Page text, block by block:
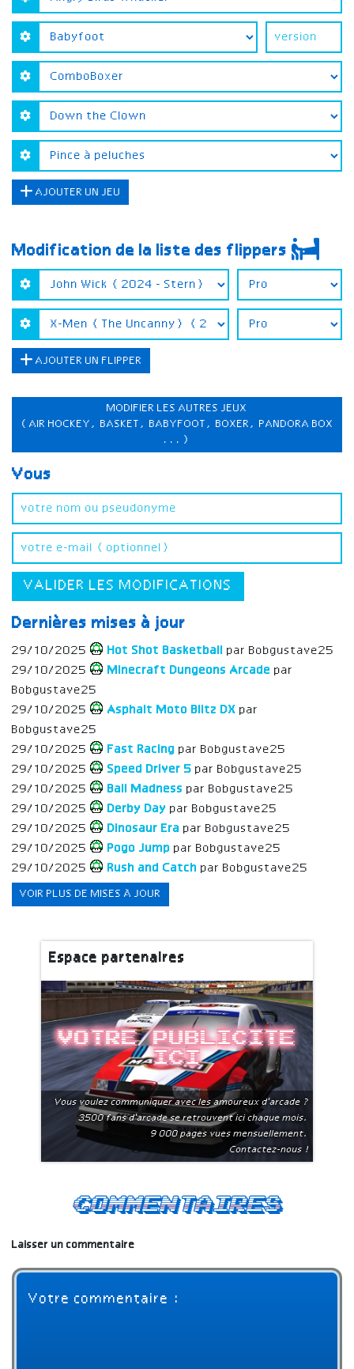
AJOUTER UN JEU
Modification de la liste des flippers
AJOUTER UN FLIPPER
MODIFIER LES AUTRES JEUX
(AIR HOCKEY, BASKET, BABYFOOT, BOXER, PANDORA BOX
...)
Vous
VALIDER LES MODIFICATIONS
Dernières mises à jour
29/10/2025 Hot Shot Basketball par Bobgustave25
29/10/2025
Minecraft Dungeons Arcade par
Bobgustave25
29/10/2025
Asphalt Moto Blitz DX par
Bobgustave25
29/10/2025
Fast Racing par Bobgustave25
29/10/2025
Speed Driver 5 par Bobgustave25
29/10/2025
Ball Madness par Bobgustave25
29/10/2025
Derby Day par Bobgustave25
29/10/2025
Dinosaur Era par Bobgustave25
29/10/2025
Pogo Jump par Bobgustave25
29/10/2025
Rush and Catch par Bobgustave25
VOIR PLUS DE MISES À JOUR
Espace partenaires
Votre publicite
ici
Vous voulez communiquer avec les amoureux d'arcade ?
3500 fans d'arcade se retrouvent ici chaque mois.
9 000 pages vues mensuellement.
Contactez-nous !
Commentaires
Laisser un commentaire